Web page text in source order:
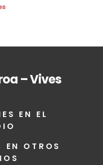
– Vives
EN EL
EN OTROS